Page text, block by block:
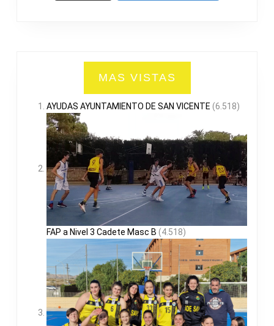
MAS VISTAS
AYUDAS AYUNTAMIENTO DE SAN VICENTE (6.518)
FAP a Nivel 3 Cadete Masc B (4.518)